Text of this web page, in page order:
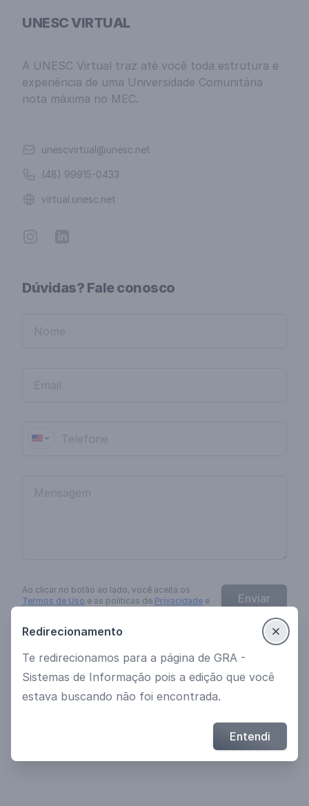
UNESC VIRTUAL
A UNESC Virtual traz até você toda estrutura e
experiência de uma Universidade Comunitária
nota máxima no MEC.
Emailunescvirtual@unesc.net
Telefone(48) 99915-0433
Websitevirtual.unesc.net
InstagramLinkedin
Dúvidas? Fale conosco
Ao clicar no botão ao lado, você aceita os
Termos de Uso e as políticas de Privacidade e
Enviar
Ver mais cursos
Política de Privacidade
Termos de uso
© 2021 Desenvolvido por EngagED
Redirecionamento
Te redirecionamos para a página de GRA -
Sistemas de Informação pois a edição que você
estava buscando não foi encontrada.
Entendi